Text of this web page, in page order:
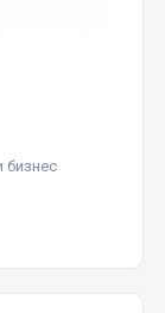
бизнес